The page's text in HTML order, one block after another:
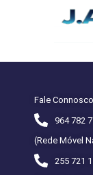
Fale Connosco
964 782
(Rede Móvel
255 721